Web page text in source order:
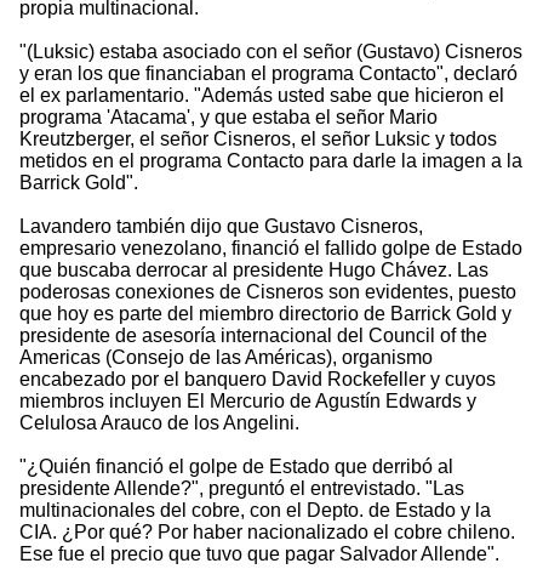
propia multinacional.
"(Luksic) estaba asociado con el señor (Gustavo) Cisneros
y eran los que financiaban el programa Contacto", declaró
el ex parlamentario. "Además usted sabe que hicieron el
programa 'Atacama', y que estaba el señor Mario
Kreutzberger, el señor Cisneros, el señor Luksic y todos
metidos en el programa Contacto para darle la imagen a la
Barrick Gold".
Lavandero también dijo que Gustavo Cisneros,
empresario venezolano, financió el fallido golpe de Estado
que buscaba derrocar al presidente Hugo Chávez. Las
poderosas conexiones de Cisneros son evidentes, puesto
que hoy es parte del miembro directorio de Barrick Gold y
presidente de asesoría internacional del Council of the
Americas (Consejo de las Américas), organismo
encabezado por el banquero David Rockefeller y cuyos
miembros incluyen El Mercurio de Agustín Edwards y
Celulosa Arauco de los Angelini.
"¿Quién financió el golpe de Estado que derribó al
presidente Allende?", preguntó el entrevistado. "Las
multinacionales del cobre, con el Depto. de Estado y la
CIA. ¿Por qué? Por haber nacionalizado el cobre chileno.
Ese fue el precio que tuvo que pagar Salvador Allende".